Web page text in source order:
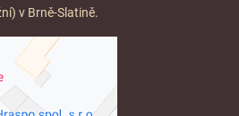
v Brně-Slatině.